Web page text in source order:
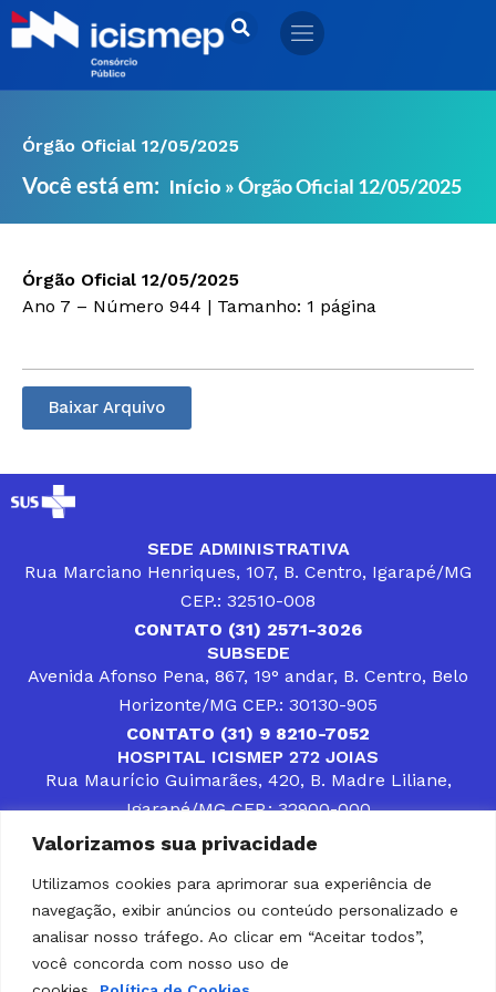
Valorizamos sua privacidade
Utilizamos cookies para aprimorar sua experiência de
navegação, exibir anúncios ou conteúdo personalizado e
analisar nosso tráfego. Ao clicar em “Aceitar todos”,
você concorda com nosso uso de
Ir
para
Órgão Oficial 12/05/2025
Você está em: Início »Órgão Oficial 12/05/2025
Órgão Oficial 12/05/2025
Ano 7 – Número 944 | Tamanho: 1 página
Baixar Arquivo
SEDE ADMINISTRATIVA
Rua Marciano Henriques, 107, B. Centro, Igarapé/MG
CEP.: 32510-008
CONTATO (31) 2571-3026
SUBSEDE
Avenida Afonso Pena, 867, 19° andar, B. Centro, Belo
Horizonte/MG CEP.: 30130-905
CONTATO (31) 9 8210-7052
HOSPITAL ICISMEP 272 JOIAS
Rua Maurício Guimarães, 420, B. Madre Liliane,
Igarapé/MG CEP.: 32900-000
CONTATOS (31) 3512-4400 ou (31) 9 8309-8660
DESENVOLVER SOLUÇÕES, AÇÕES E SERVIÇOS
PÚBLICOS QUE COMPLEMENTEM A ASSISTÊNCIA À
POPULAÇÃO DA REGIÃO EM QUE ATUA, SENDO
PARCEIRO DOS MUNICÍPIOS CONSORCIADOS NA
SOLUÇÃO DE DIFICULDADES ENFRENTADAS POR
GESTORES MUNICIPAIS, É O COMPROMISSO DO
ICISMEP.